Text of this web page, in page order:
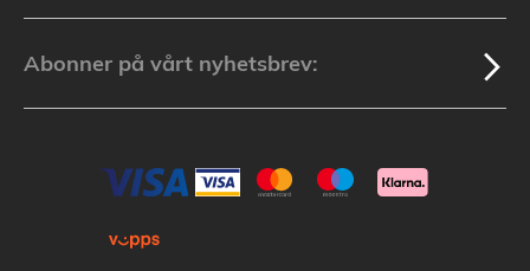
Abonner på vårt nyhetsbrev: